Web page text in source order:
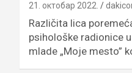
21. октобар 2022.
Različita lica
psihološke radionice
mlade „Moje mesto”